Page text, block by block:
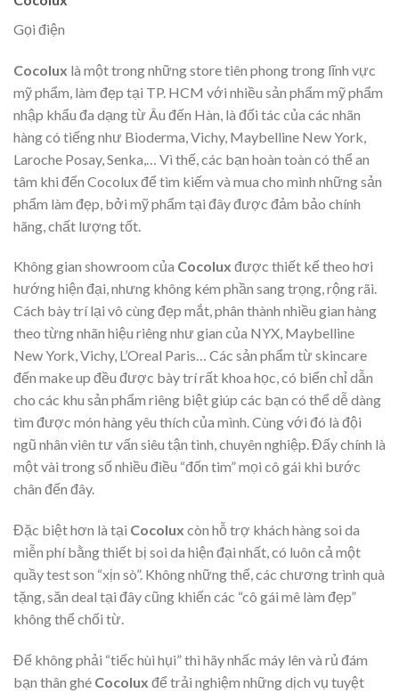
Gọi điện
Cocolux là một trong những store tiên phong trong lĩnh vực
mỹ phẩm, làm đẹp tại TP. HCM với nhiều sản phẩm mỹ phẩm
nhập khẩu đa dạng từ Âu đến Hàn, là đối tác của các nhãn
hàng có tiếng như Bioderma, Vichy, Maybelline New York,
Laroche Posay, Senka,… Vì thế, các bạn hoàn toàn có thể an
tâm khi đến Cocolux để tìm kiếm và mua cho mình những sản
phẩm làm đẹp, bởi mỹ phẩm tại đây được đảm bảo chính
hãng, chất lượng tốt.
Không gian showroom của Cocolux được thiết kế theo hơi
hướng hiện đại, nhưng không kém phần sang trọng, rộng rãi.
Cách bày trí lại vô cùng đẹp mắt, phân thành nhiều gian hàng
theo từng nhãn hiệu riêng như gian của NYX, Maybelline
New York, Vichy, L’Oreal Paris… Các sản phẩm từ skincare
đến make up đều được bày trí rất khoa học, có biển chỉ dẫn
cho các khu sản phẩm riêng biệt giúp các bạn có thể dễ dàng
tìm được món hàng yêu thích của mình. Cùng với đó là đội
ngũ nhân viên tư vấn siêu tận tình, chuyên nghiệp. Đấy chính là
một vài trong số nhiều điều “đốn tim” mọi cô gái khi bước
chân đến đây.
Đặc biệt hơn là tại Cocolux còn hỗ trợ khách hàng soi da
miễn phí bằng thiết bị soi da hiện đại nhất, có luôn cả một
quầy test son “xịn sò”. Không những thế, các chương trình quà
tặng, săn deal tại đây cũng khiến các “cô gái mê làm đẹp”
không thể chối từ.
Để không phải “tiếc hùi hụi” thì hãy nhấc máy lên và rủ đám
bạn thân ghé Cocolux để trải nghiệm những dịch vụ tuyệt